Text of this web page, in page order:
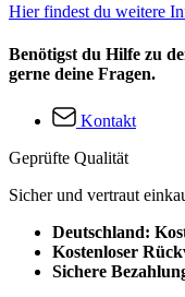
Hier findest du weitere
Benötigst du Hilfe zu
gerne deine Fragen.
Kontakt
Geprüfte Qualität
Sicher und vertraut
Deutschland:
Kostenloser
Sichere